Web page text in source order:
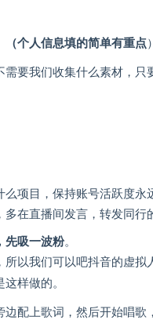
（个人信息填的简单有重点）
需要我们收集什么素材，只
么项目，保持账号活跃度
在直播间发言，转发同行
先吸一波粉。
所以我们可以吧抖音的虚
样做的。
配上歌词，然后开始唱歌